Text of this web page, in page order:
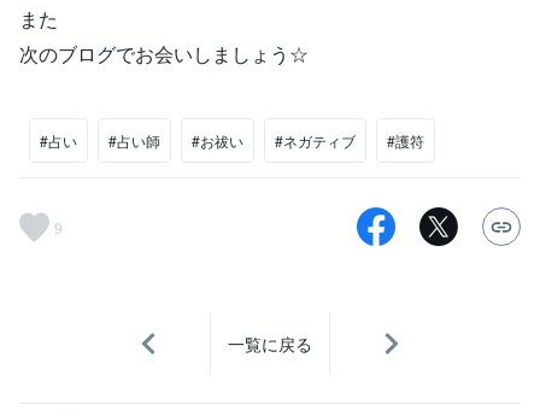
また
次のブログでお会いしましょう☆
#占い #占い師 #お祓い #ネガティブ #護符
9
一覧に戻る